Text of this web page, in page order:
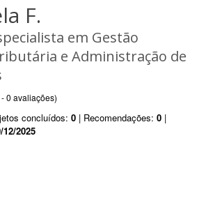
F.
em Gestão
e Administração de
- 0 avaliações)
concluídos: 0 | Recomendações: 0 |
12/2025